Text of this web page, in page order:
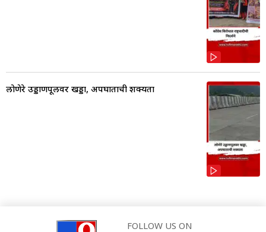
लोणेरे उड्डाणपूलवर खड्डा, अपघाताची शक्यता
FOLLOW US ON